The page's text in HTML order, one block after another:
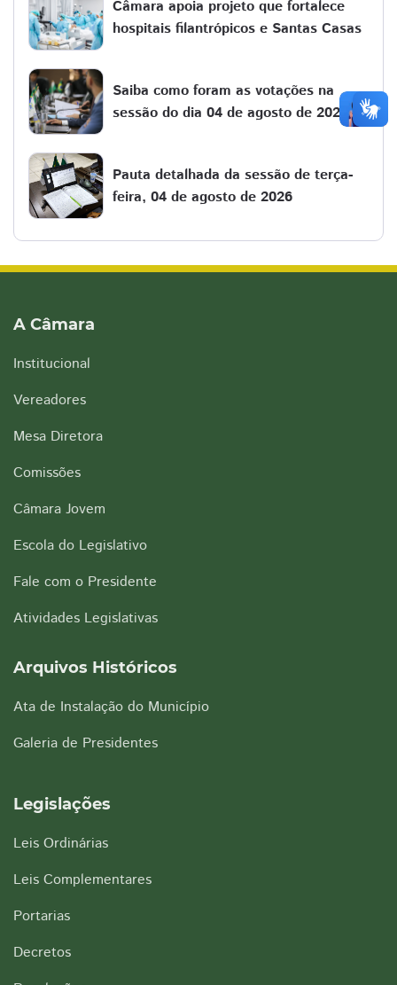
Câmara apoia projeto que fortalece
hospitais filantrópicos e Santas Casas
Saiba como foram as votações na
sessão do dia 04 de agosto de 2026
Pauta detalhada da sessão de terça-
feira, 04 de agosto de 2026
A Câmara
Institucional
Vereadores
Mesa Diretora
Comissões
Câmara Jovem
Escola do Legislativo
Fale com o Presidente
Atividades Legislativas
Arquivos Históricos
Ata de Instalação do Município
Galeria de Presidentes
Legislações
Leis Ordinárias
Leis Complementares
Portarias
Decretos